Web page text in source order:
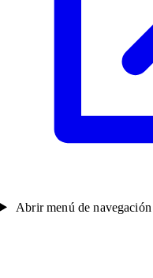
Abrir menú de navegación